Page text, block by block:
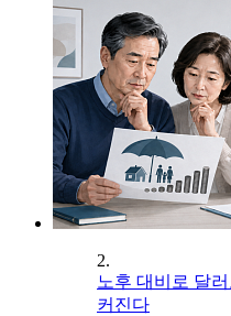
2.
노후 대비로 달
커진다